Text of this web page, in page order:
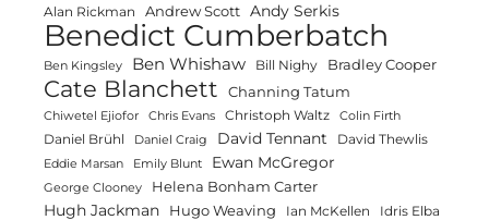
Alan Rickman Andrew Scott Andy Serkis
Benedict Cumberbatch
Ben Kingsley Ben Whishaw Bill Nighy Bradley Cooper
Cate Blanchett Channing Tatum
Chiwetel Ejiofor Chris Evans Christoph Waltz Colin Firth
Daniel Brühl Daniel Craig David Tennant David Thewlis
Eddie Marsan Emily Blunt Ewan McGregor
George Clooney Helena Bonham Carter
Hugh Jackman Hugo Weaving Ian McKellen Idris Elba